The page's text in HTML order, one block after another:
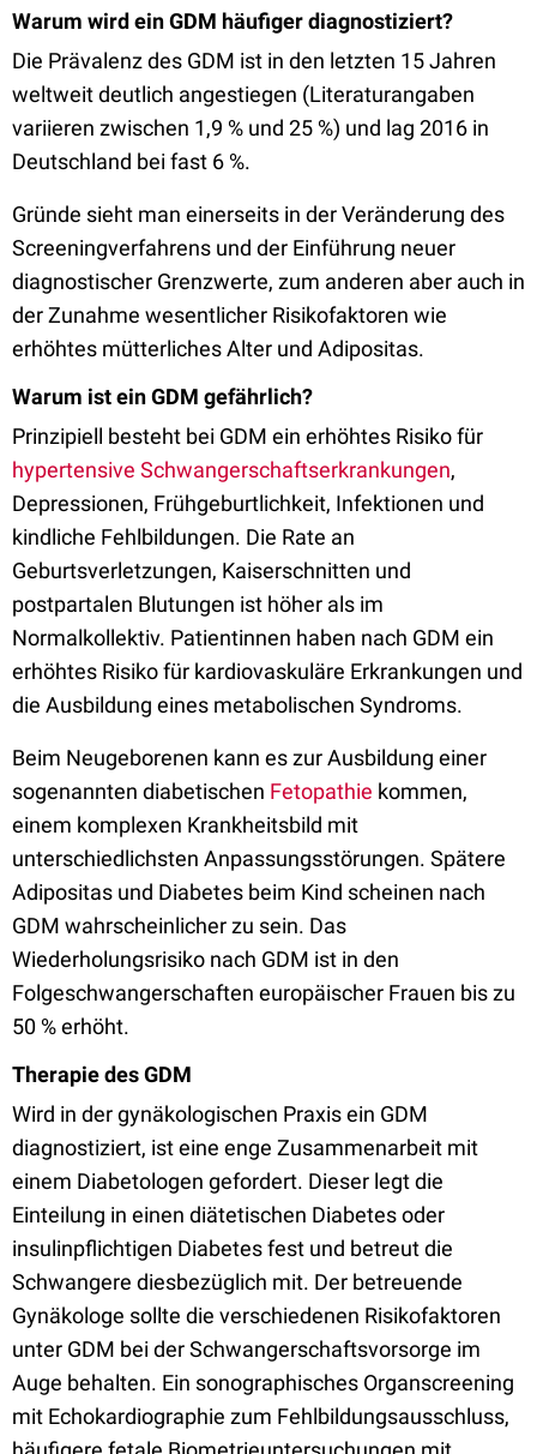
Warum wird ein GDM häufiger diagnostiziert?
Die Prävalenz des GDM ist in den letzten 15 Jahren
weltweit deutlich angestiegen (Literaturangaben
variieren zwischen 1,9 % und 25 %) und lag 2016 in
Deutschland bei fast 6 %.
Gründe sieht man einerseits in der Veränderung des
Screeningverfahrens und der Einführung neuer
diagnostischer Grenzwerte, zum anderen aber auch in
der Zunahme wesentlicher Risikofaktoren wie
erhöhtes mütterliches Alter und Adipositas.
Warum ist ein GDM gefährlich?
Prinzipiell besteht bei GDM ein erhöhtes Risiko für
hypertensive Schwangerschaftserkrankungen,
Depressionen, Frühgeburtlichkeit, Infektionen und
kindliche Fehlbildungen. Die Rate an
Geburtsverletzungen, Kaiserschnitten und
postpartalen Blutungen ist höher als im
Normalkollektiv. Patientinnen haben nach GDM ein
erhöhtes Risiko für kardiovaskuläre Erkrankungen und
die Ausbildung eines metabolischen Syndroms.
Beim Neugeborenen kann es zur Ausbildung einer
sogenannten diabetischen Fetopathie kommen,
einem komplexen Krankheitsbild mit
unterschiedlichsten Anpassungsstörungen. Spätere
Adipositas und Diabetes beim Kind scheinen nach
GDM wahrscheinlicher zu sein. Das
Wiederholungsrisiko nach GDM ist in den
Folgeschwangerschaften europäischer Frauen bis zu
50 % erhöht.
Therapie des GDM
Wird in der gynäkologischen Praxis ein GDM
diagnostiziert, ist eine enge Zusammenarbeit mit
einem Diabetologen gefordert. Dieser legt die
Einteilung in einen diätetischen Diabetes oder
insulinpflichtigen Diabetes fest und betreut die
Schwangere diesbezüglich mit. Der betreuende
Gynäkologe sollte die verschiedenen Risikofaktoren
unter GDM bei der Schwangerschaftsvorsorge im
Auge behalten. Ein sonographisches Organscreening
mit Echokardiographie zum Fehlbildungsausschluss,